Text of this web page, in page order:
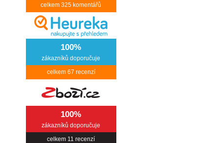
celkem 325 komentářů
100%
zákazníků doporučuje
celkem 67 recenzí
100%
zákazníků doporučuje
celkem 11 recenzí